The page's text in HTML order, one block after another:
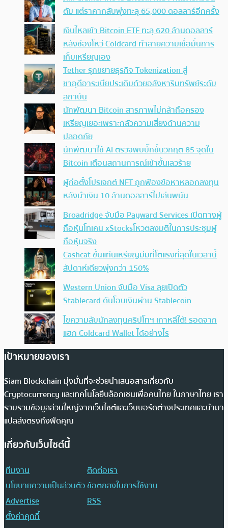
ตัม แต่ราคากลับพุ่งทะลุ 65,000 ดอลลาร์อีกครั้ง
เงินไหลเข้า Bitcoin ETF ทะลุ 620 ล้านดอลลาร์
หลังช่องโหว่ Coldcard ทำลายความเชื่อมั่นการ
เก็บเหรียญเอง
Tether รุกขยายธุรกิจ Tokenization สู่
ซาอุดีอาระเบียประเดิมด้วยอสังหาริมทรัพย์ระดับ
สถาบัน
นักพัฒนา Bitcoin สารภาพไม่กล้าถือครอง
เหรียญเยอะเพราะกลัวความเสี่ยงด้านความ
ปลอดภัย
นักพัฒนาใช้ AI ตรวจพบบั๊กขั้นวิกฤต 85 จุดใน
Bitcoin เตือนสถานการณ์เข้าขั้นเลวร้าย
ผู้ก่อตั้งโปรเจกต์ NFT ถูกฟ้องข้อหาหลอกลงทุน
หลังนำเงิน 10 ล้านดอลลาร์ไปเล่นพนัน
Broadridge จับมือ Payward Services เปิดทางผู้
ถือหุ้นโทเคน xStocksโหวตลงมติในการประชุมผู้
ถือหุ้นจริง
Cashcat ขึ้นแท่นเหรียญมีมที่โตแรงที่สุดในเวลานี้
สัปดาห์เดียวพุ่งกว่า 150%
Western Union จับมือ Visa ลุยเปิดตัว
Stablecard ดันโอนเงินผ่าน Stablecoin
ไขความลับนักลงทุนคริปโทฯ เกาหลีใต้! รอดจาก
แฮก Coldcard Wallet ได้อย่างไร
เป้าหมายของเรา
Siam Blockchain มุ่งมั่นที่จะช่วยนำเสนอสารเกี่ยวกับ
Cryptocurrency และเทคโนโลยีบล็อกเชนเพื่อคนไทย ในภาษาไทย เรา
รวบรวมข้อมูลส่วนใหญ่จากเว็บไซต์และเว็บบอร์ดต่างประเทศและนำมา
แปลส่งตรงถึงฟีดคุณ
เกี่ยวกับเว็บไซต์นี้
ทีมงาน
ติดต่อเรา
นโยบายความเป็นส่วนตัวข้อตกลงในการใช้งาน
Advertise
RSS
ตั้งค่าคุกกี้